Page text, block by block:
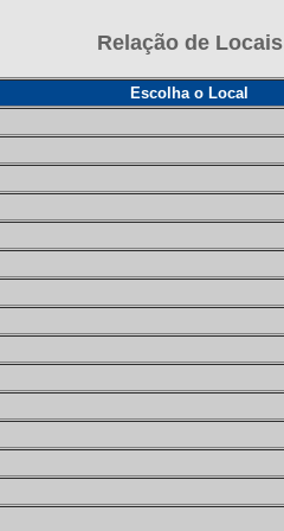
Relação de Locais
Escolha o Local